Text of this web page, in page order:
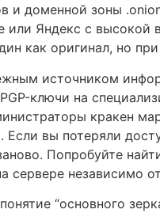
и доменной зоны
или Яндекс с
как оригинал, но
источником
ключи на
кракен
Если вы потеряли
Попробуйте
сервере независимо
“основного